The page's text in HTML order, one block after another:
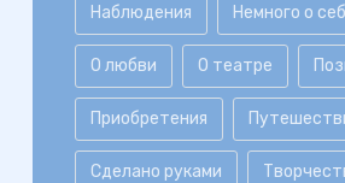
Наблюдения Немного о
О любви О театре
Приобретения
Сделано руками